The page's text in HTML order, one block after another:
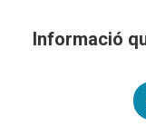
contingut
personal amb